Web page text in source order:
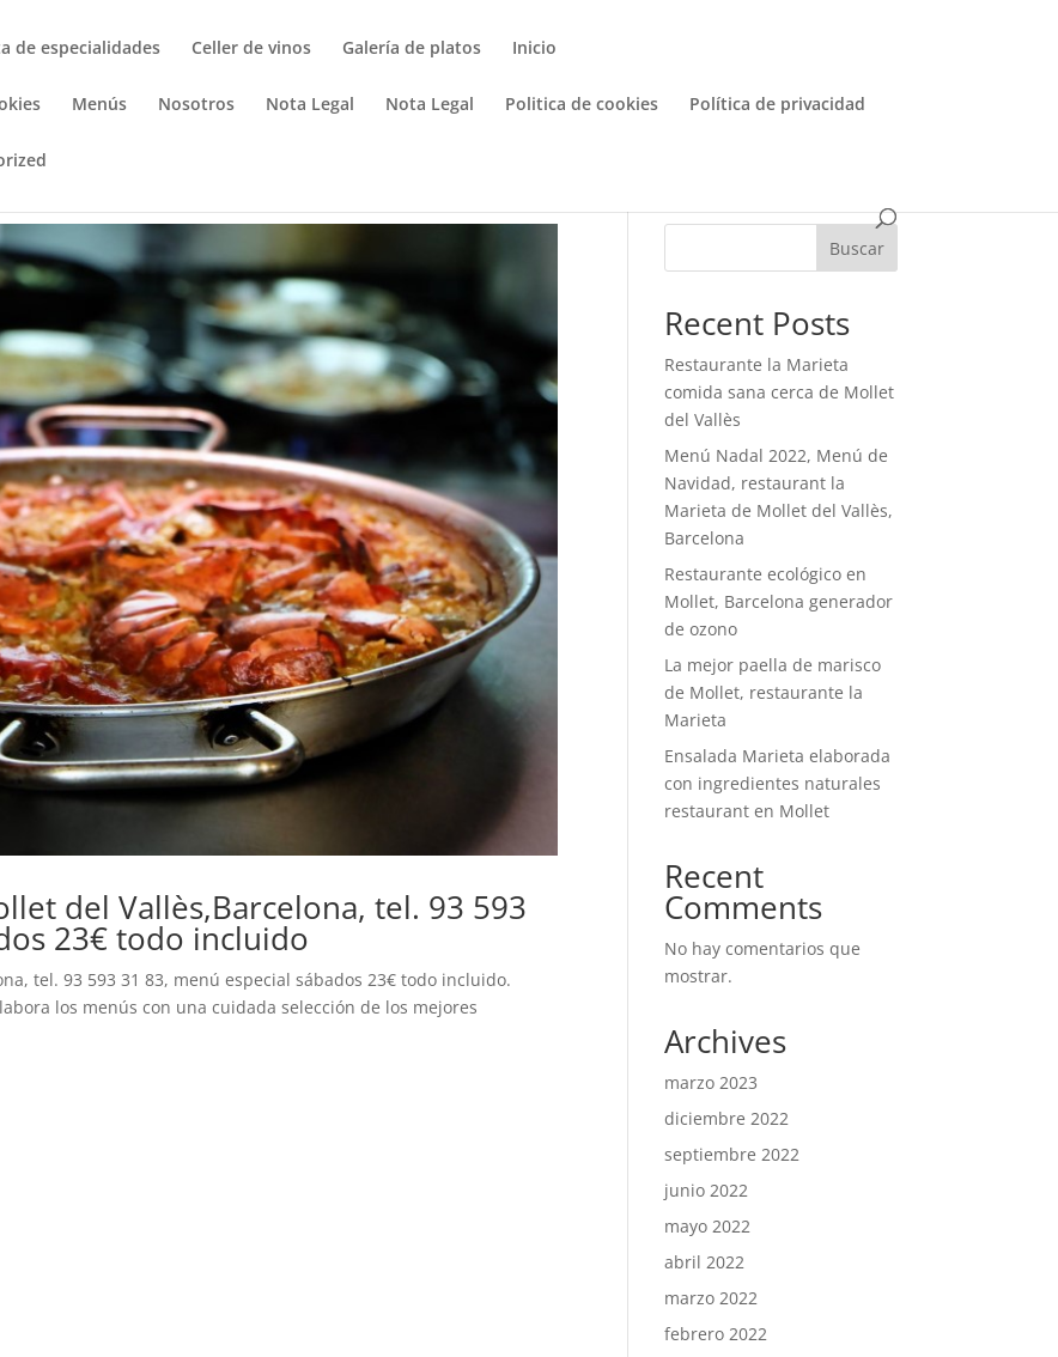
de especialidades Celler de vinos Galería de platos Inicio
Menús Nosotros Nota Legal Nota Legal Politica de cookies Política de privacidad
del Vallès,Barcelona, tel. 93 593
23€ todo incluido
tel. 93 593 31 83, menú especial sábados 23€ todo incluido.
los menús con una cuidada selección de los mejores
Buscar
Recent Posts
Restaurante la Marieta
comida sana cerca de Mollet
del Vallès
Menú Nadal 2022, Menú de
Navidad, restaurant la
Marieta de Mollet del Vallès,
Barcelona
Restaurante ecológico en
Mollet, Barcelona generador
de ozono
La mejor paella de marisco
de Mollet, restaurante la
Marieta
Ensalada Marieta elaborada
con ingredientes naturales
restaurant en Mollet
Recent
Comments
No hay comentarios que
mostrar.
Archives
marzo 2023
diciembre 2022
septiembre 2022
junio 2022
mayo 2022
abril 2022
marzo 2022
febrero 2022